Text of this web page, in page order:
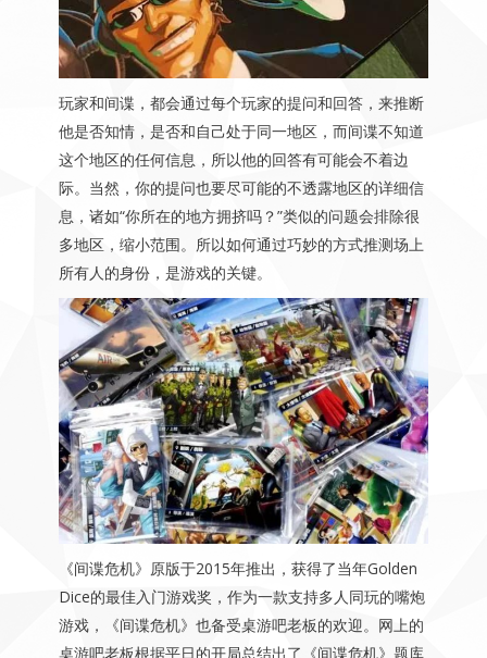
玩家和间谍，都会通过每个玩家的提问和回答，来推断
他是否知情，是否和自己处于同一地区，而间谍不知道
这个地区的任何信息，所以他的回答有可能会不着边
际。当然，你的提问也要尽可能的不透露地区的详细信
息，诸如“你所在的地方拥挤吗？”类似的问题会排除很
多地区，缩小范围。所以如何通过巧妙的方式推测场上
所有人的身份，是游戏的关键。
《间谍危机》原版于2015年推出，获得了当年Golden
Dice的最佳入门游戏奖，作为一款支持多人同玩的嘴炮
游戏，《间谍危机》也备受桌游吧老板的欢迎。网上的
桌游吧老板根据平日的开局总结出了《间谍危机》题库